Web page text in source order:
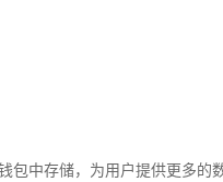
中存储，为用户提供更多